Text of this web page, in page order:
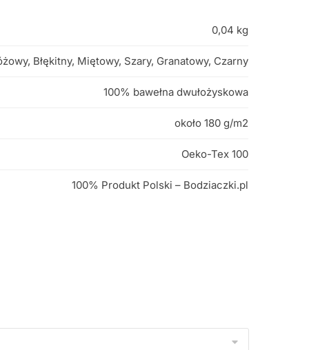
0,04 kg
Błękitny, Miętowy, Szary, Granatowy, Czarny
100% bawełna dwułożyskowa
około 180 g/m2
Oeko-Tex 100
100% Produkt Polski – Bodziaczki.pl